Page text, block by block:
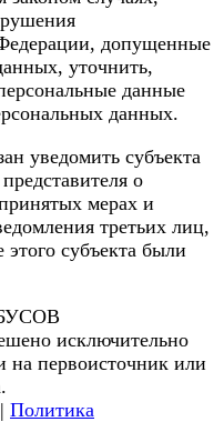
Федерации, допущенные
уточнить,
данные
данных.
уведомить субъекта
о
мерах и
третьих лиц,
субъекта были
исключительно
на первоисточник или
| Политика